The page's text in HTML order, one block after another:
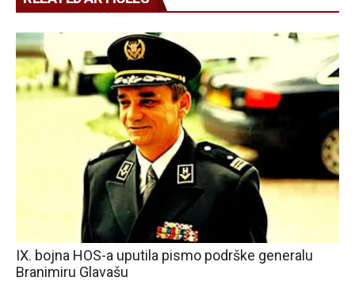
IX. bojna HOS-a uputila pismo podrške generalu
Branimiru Glavašu